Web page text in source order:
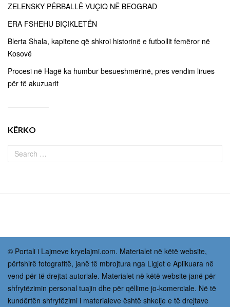
ZELENSKY PËRBALLË VUÇIQ NË BEOGRAD
ERA FSHEHU BIÇIKLETËN
Blerta Shala, kapitene që shkroi historinë e futbollit femëror në
Kosovë
Procesi në Hagë ka humbur besueshmërinë, pres vendim lirues
për të akuzuarit
KËRKO
© Portali i Lajmeve kryelajmi.com. Materialet në këtë website,
përfshirë fotografitë, janë të mbrojtura nga Ligjet e Aplikuara në
vend për të drejtat autoriale. Materialet në këtë website janë për
shfrytëzimin personal tuajin dhe për qëllime jo-komerciale. Në të
kundërtën shfrytëzimi i materialeve është shkelje e të drejtave